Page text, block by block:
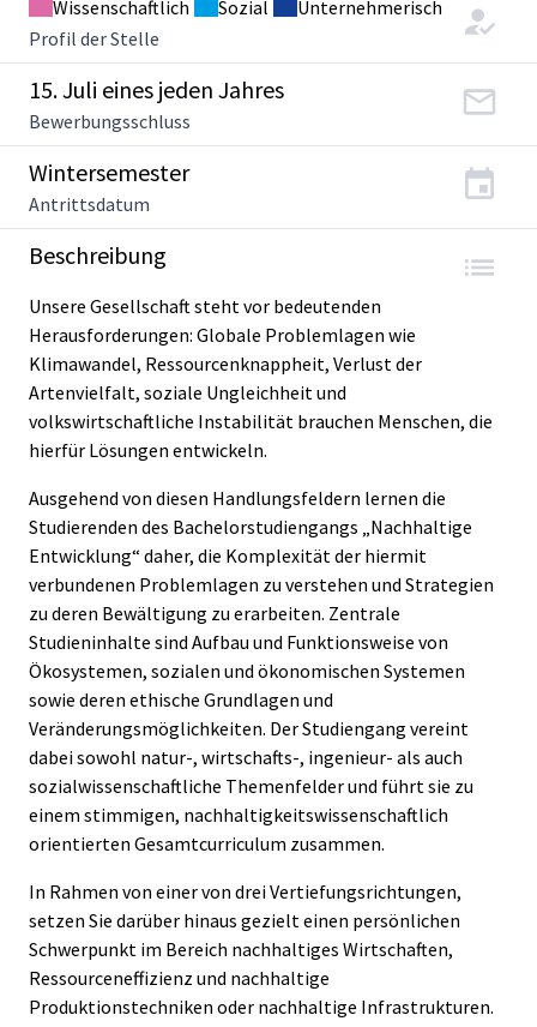
Wissenschaftlich Sozial
Unternehmerisch
Profil der Stelle
15. Juli eines jeden Jahres
Bewerbungsschluss
Wintersemester
Antrittsdatum
Beschreibung
Unsere Gesellschaft steht vor bedeutenden
Herausforderungen: Globale Problemlagen wie
Klimawandel, Ressourcenknappheit, Verlust der
Artenvielfalt, soziale Ungleichheit und
volkswirtschaftliche Instabilität brauchen Menschen, die
hierfür Lösungen entwickeln.
Ausgehend von diesen Handlungsfeldern lernen die
Studierenden des Bachelorstudiengangs „Nachhaltige
Entwicklung“ daher, die Komplexität der hiermit
verbundenen Problemlagen zu verstehen und Strategien
zu deren Bewältigung zu erarbeiten. Zentrale
Studieninhalte sind Aufbau und Funktionsweise von
Ökosystemen, sozialen und ökonomischen Systemen
sowie deren ethische Grundlagen und
Veränderungsmöglichkeiten. Der Studiengang vereint
dabei sowohl natur-, wirtschafts-, ingenieur- als auch
sozialwissenschaftliche Themenfelder und führt sie zu
einem stimmigen, nachhaltigkeitswissenschaftlich
orientierten Gesamtcurriculum zusammen.
In Rahmen von einer von drei Vertiefungsrichtungen,
setzen Sie darüber hinaus gezielt einen persönlichen
Schwerpunkt im Bereich nachhaltiges Wirtschaften,
Ressourceneffizienz und nachhaltige
Produktionstechniken oder nachhaltige Infrastrukturen.